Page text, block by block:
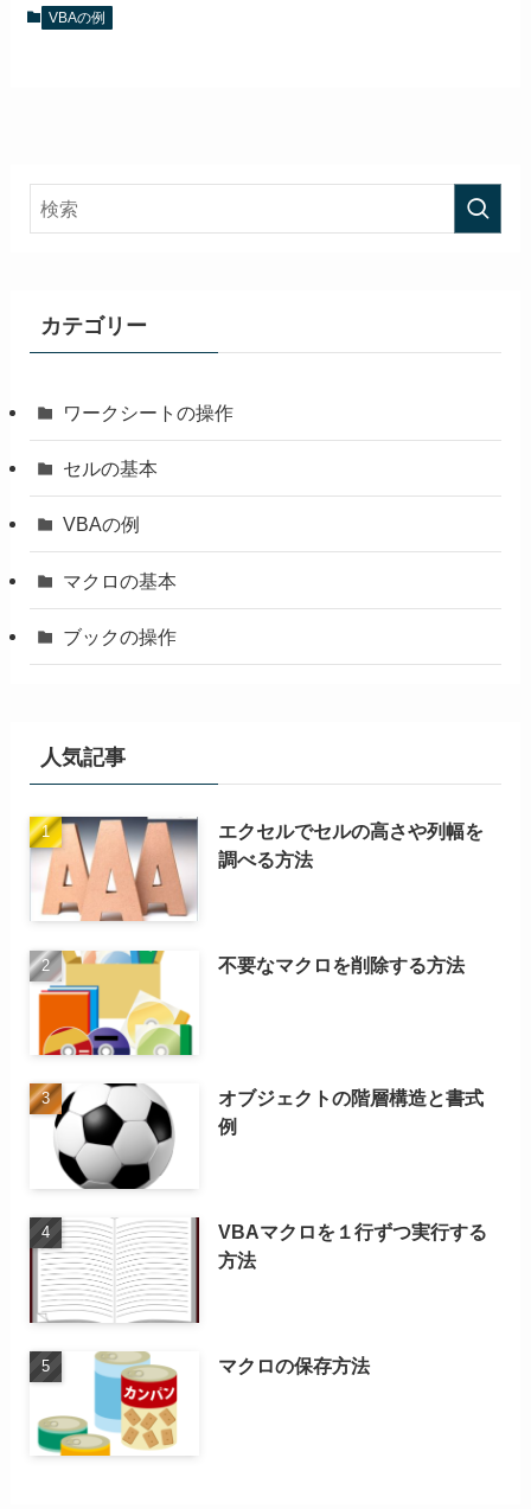
VBAの例
カテゴリー
ワークシートの操作
セルの基本
VBAの例
マクロの基本
ブックの操作
人気記事
エクセルでセルの高さや列幅を
調べる方法
不要なマクロを削除する方法
オブジェクトの階層構造と書式
例
VBAマクロを１行ずつ実行する
方法
マクロの保存方法